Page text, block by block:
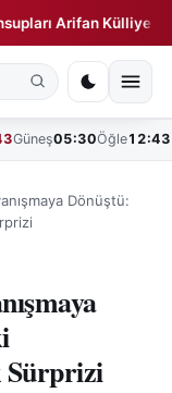
Arifan Külliyesi'nde
Güneş05:30Öğle12:43
Dönüştü:
Sürprizi